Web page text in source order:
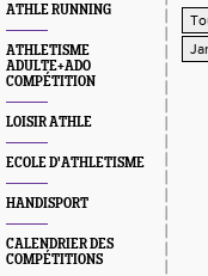
ATHLE RUNNING
ATHLETISME
ADULTE+ADO
COMPÉTITION
LOISIR ATHLE
ECOLE D'ATHLETISME
HANDISPORT
CALENDRIER DES
COMPÉTITIONS